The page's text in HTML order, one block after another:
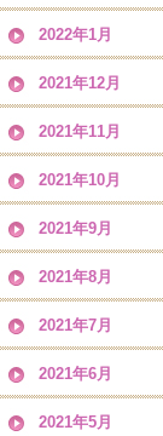
2022年1月
2021年12月
2021年11月
2021年10月
2021年9月
2021年8月
2021年7月
2021年6月
2021年5月